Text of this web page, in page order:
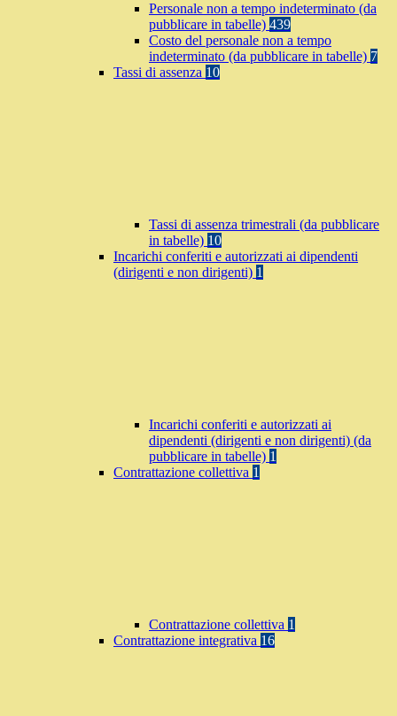
Personale non a tempo indeterminato (da
pubblicare in tabelle) 439
Costo del personale non a tempo
indeterminato (da pubblicare in tabelle) 7
Tassi di assenza 10
Tassi di assenza trimestrali (da pubblicare
in tabelle) 10
Incarichi conferiti e autorizzati ai dipendenti
(dirigenti e non dirigenti) 1
Incarichi conferiti e autorizzati ai
dipendenti (dirigenti e non dirigenti) (da
pubblicare in tabelle) 1
Contrattazione collettiva 1
Contrattazione collettiva 1
Contrattazione integrativa 16